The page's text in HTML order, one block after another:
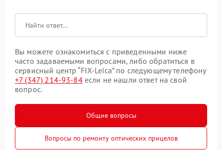
Вы можете ознакомиться с приведенными ниже
часто задаваемыми вопросами, либо обратиться в
сервисный центр “FIX-Leica” по следующему телефону
+7 (347) 214-93-84если не нашли ответ на свой
вопрос.
Общие вопросы
Вопросы по ремонту оптических прицелов